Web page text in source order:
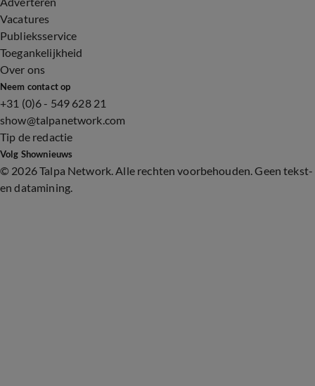
Vacatures
Publieksservice
Toegankelijkheid
Over ons
Neem contact op
+31 (0)6 - 549 628 21
show@talpanetwork.com
Tip de redactie
Volg Shownieuws
© 2026 Talpa Network. Alle rechten voorbehouden. Geen tekst-
en datamining.